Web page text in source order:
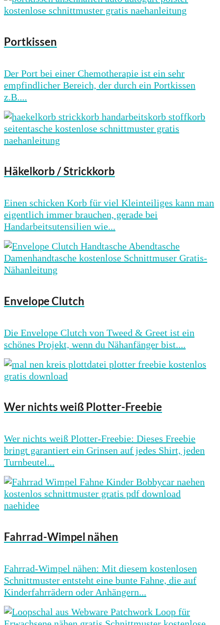
Portkissen
Der Port bei einer Chemotherapie ist ein sehr
empfindlicher Bereich, der durch ein Portkissen
z.B....
Häkelkorb / Strickkorb
Einen schicken Korb für viel Kleinteiliges kann man
eigentlich immer brauchen, gerade bei
Handarbeitsutensilien wie...
Envelope Clutch
Die Envelope Clutch von Tweed & Greet ist ein
schönes Projekt, wenn du Nähanfänger bist....
Wer nichts weiß Plotter-Freebie
Wer nichts weiß Plotter-Freebie: Dieses Freebie
bringt garantiert ein Grinsen auf jedes Shirt, jeden
Turnbeutel...
Fahrrad-Wimpel nähen
Fahrrad-Wimpel nähen: Mit diesem kostenlosen
Schnittmuster entsteht eine bunte Fahne, die auf
Kinderfahrrädern oder Anhängern...